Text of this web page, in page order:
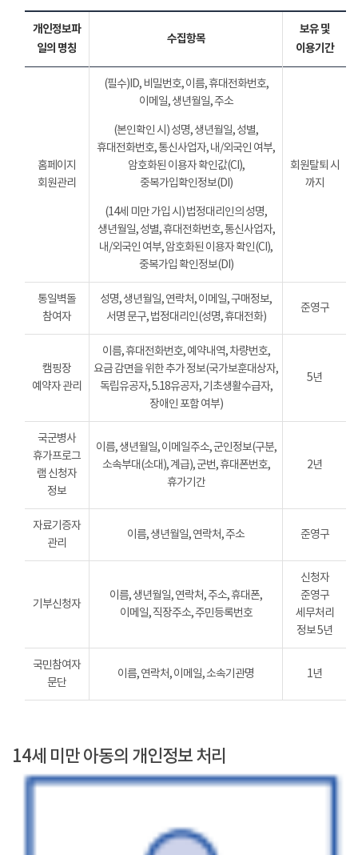
개인정보파
일의 명칭
수집항목
보유 및
이용기간
홈페이지
회원관리
(필수)ID, 비밀번호, 이름, 휴대전화번호,
이메일, 생년월일, 주소
(본인확인 시) 성명, 생년월일, 성별,
휴대전화번호, 통신사업자, 내/외국인 여부,
암호화된 이용자 확인값(CI),
중복가입확인정보(DI)
(14세 미만 가입 시) 법정대리인의 성명,
생년월일, 성별, 휴대전화번호, 통신사업자,
내/외국인 여부, 암호화된 이용자 확인(CI),
중복가입 확인정보(DI)
회원탈퇴 시
까지
통일벽돌
참여자
성명, 생년월일, 연락처, 이메일, 구매정보,
서명 문구, 법정대리인(성명, 휴대전화)
준영구
캠핑장
예약자 관리
이름, 휴대전화번호, 예약내역, 차량번호,
요금 감면을 위한 추가 정보(국가보훈대상자,
독립유공자, 5.18유공자, 기초생활수급자,
장애인 포함 여부)
5년
국군병사
휴가프로그
램 신청자
정보
이름, 생년월일, 이메일주소, 군인정보(구분,
소속부대(소대), 계급), 군번, 휴대폰번호,
휴가기간
2년
자료기증자
관리
이름, 생년월일, 연락처, 주소 준영구
기부신청자
이름, 생년월일, 연락처, 주소, 휴대폰,
이메일, 직장주소, 주민등록번호
신청자
준영구
세무처리
정보 5년
국민참여자
문단
이름, 연락처, 이메일, 소속기관명 1년
14세 미만 아동의 개인정보 처리